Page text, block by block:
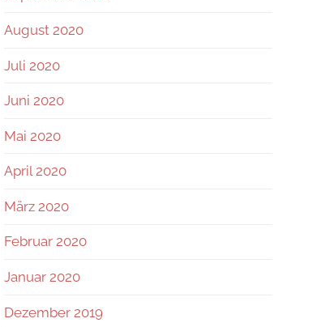
August 2020
Juli 2020
Juni 2020
Mai 2020
April 2020
März 2020
Februar 2020
Januar 2020
Dezember 2019